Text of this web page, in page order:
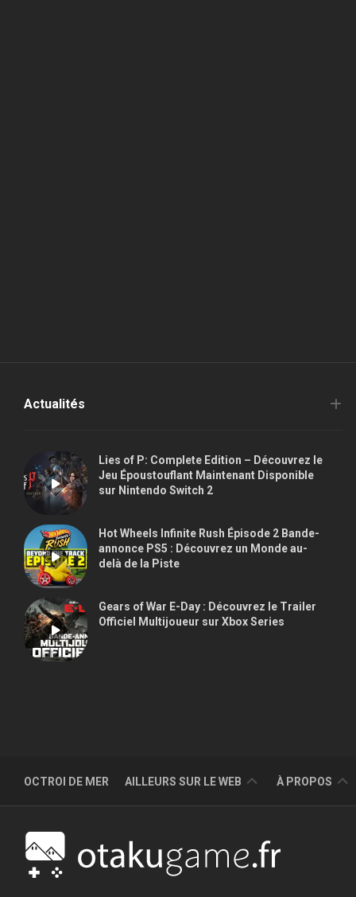
Actualités
Lies of P: Complete Edition – Découvrez le
Jeu Époustouflant Maintenant Disponible
sur Nintendo Switch 2
Hot Wheels Infinite Rush Épisode 2 Bande-
annonce PS5 : Découvrez un Monde au-
delà de la Piste
Gears of War E-Day : Découvrez le Trailer
Officiel Multijoueur sur Xbox Series
OCTROI DE MER AILLEURS SUR LE WEB
CHRONIQUES
DE
JEU
À PROPOS
SITES